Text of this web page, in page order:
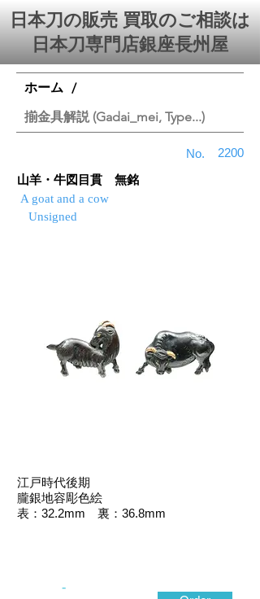
日本刀の販売 買取のご相談は
日本刀専門店銀座⻑州屋
ホーム /
揃金具解説 (Gadai_mei, Type...)
No. 2200
山羊・牛図目貫 無銘
A goat and a cow
Unsigned
江戸時代後期
朧銀地容彫色絵
表：32.2mm 裏：36.8mm
-